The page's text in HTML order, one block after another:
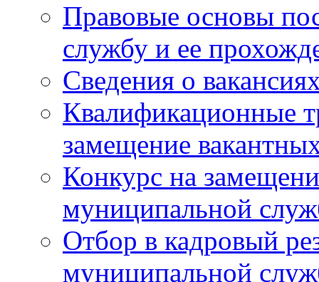
Правовые основы
службу и ее
Сведения о
Квалификационные
замещение
Конкурс на
муниципальной
Отбор в кадровый
муниципальной